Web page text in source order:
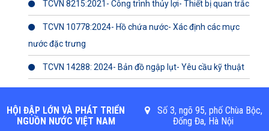
TCVN 8215:2021- Công trình thủy lợi- Thiết bị quan trắc
TCVN 10778:2024- Hồ chứa nước- Xác định các mực
nước đặc trưng
TCVN 14288: 2024- Bản đồ ngập lụt- Yêu cầu kỹ thuật
HỘI ĐẬP LỚN VÀ PHÁT TRIỂN
NGUỒN NƯỚC VIỆT NAM
Số 3, ngõ 95, phố Chùa Bộc,
Đống Đa, Hà Nội